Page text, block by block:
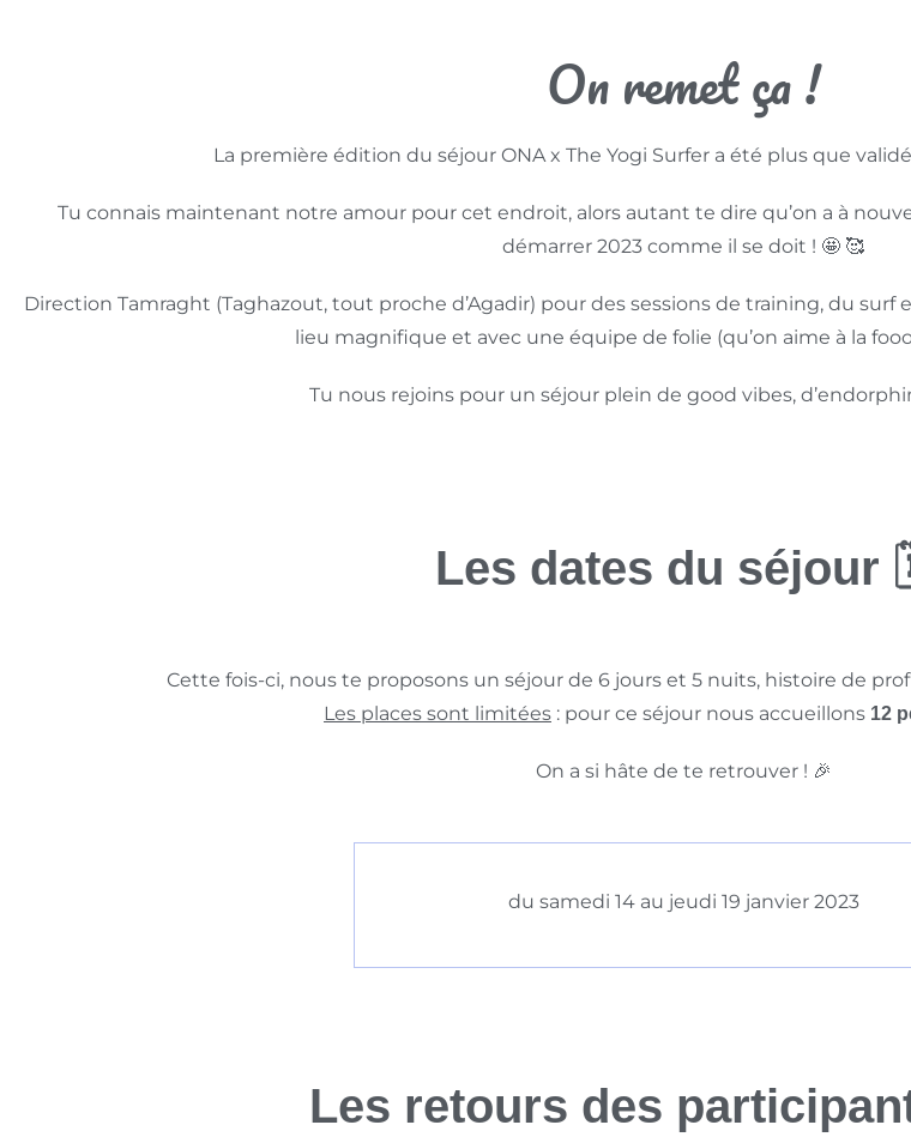
On remet ça !
La première édition du séjour ONA x The Yogi Surfer a été plus que
Tu connais maintenant notre amour pour cet endroit, alors autant te dire qu’on a à
démarrer 2023 comme il se doit ! 🤩 🥰
Direction Tamraght (Taghazout, tout proche d’Agadir) pour des sessions de training, du surf
lieu magnifique et avec une équipe de folie (qu’on aime à la
Tu nous rejoins pour un séjour plein de good vibes,
Les dates du séjour
Cette fois-ci, nous te proposons un séjour de 6 jours et 5 nuits, histoire de
Les places sont limitées : pour ce séjour nous accueillons 12
On a si hâte de te retrouver ! 🎉
du samedi 14 au jeudi 19 janvier 2023
Les retours des